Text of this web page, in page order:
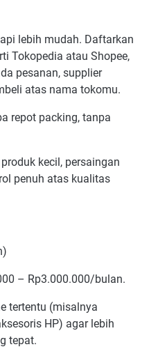
lebih mudah. Daftarkan
Tokopedia atau Shopee,
pesanan, supplier
atas nama tokomu.
repot packing, tanpa
kecil, persaingan
penuh atas kualitas
– Rp3.000.000/bulan.
tertentu (misalnya
HP) agar lebih
tepat.